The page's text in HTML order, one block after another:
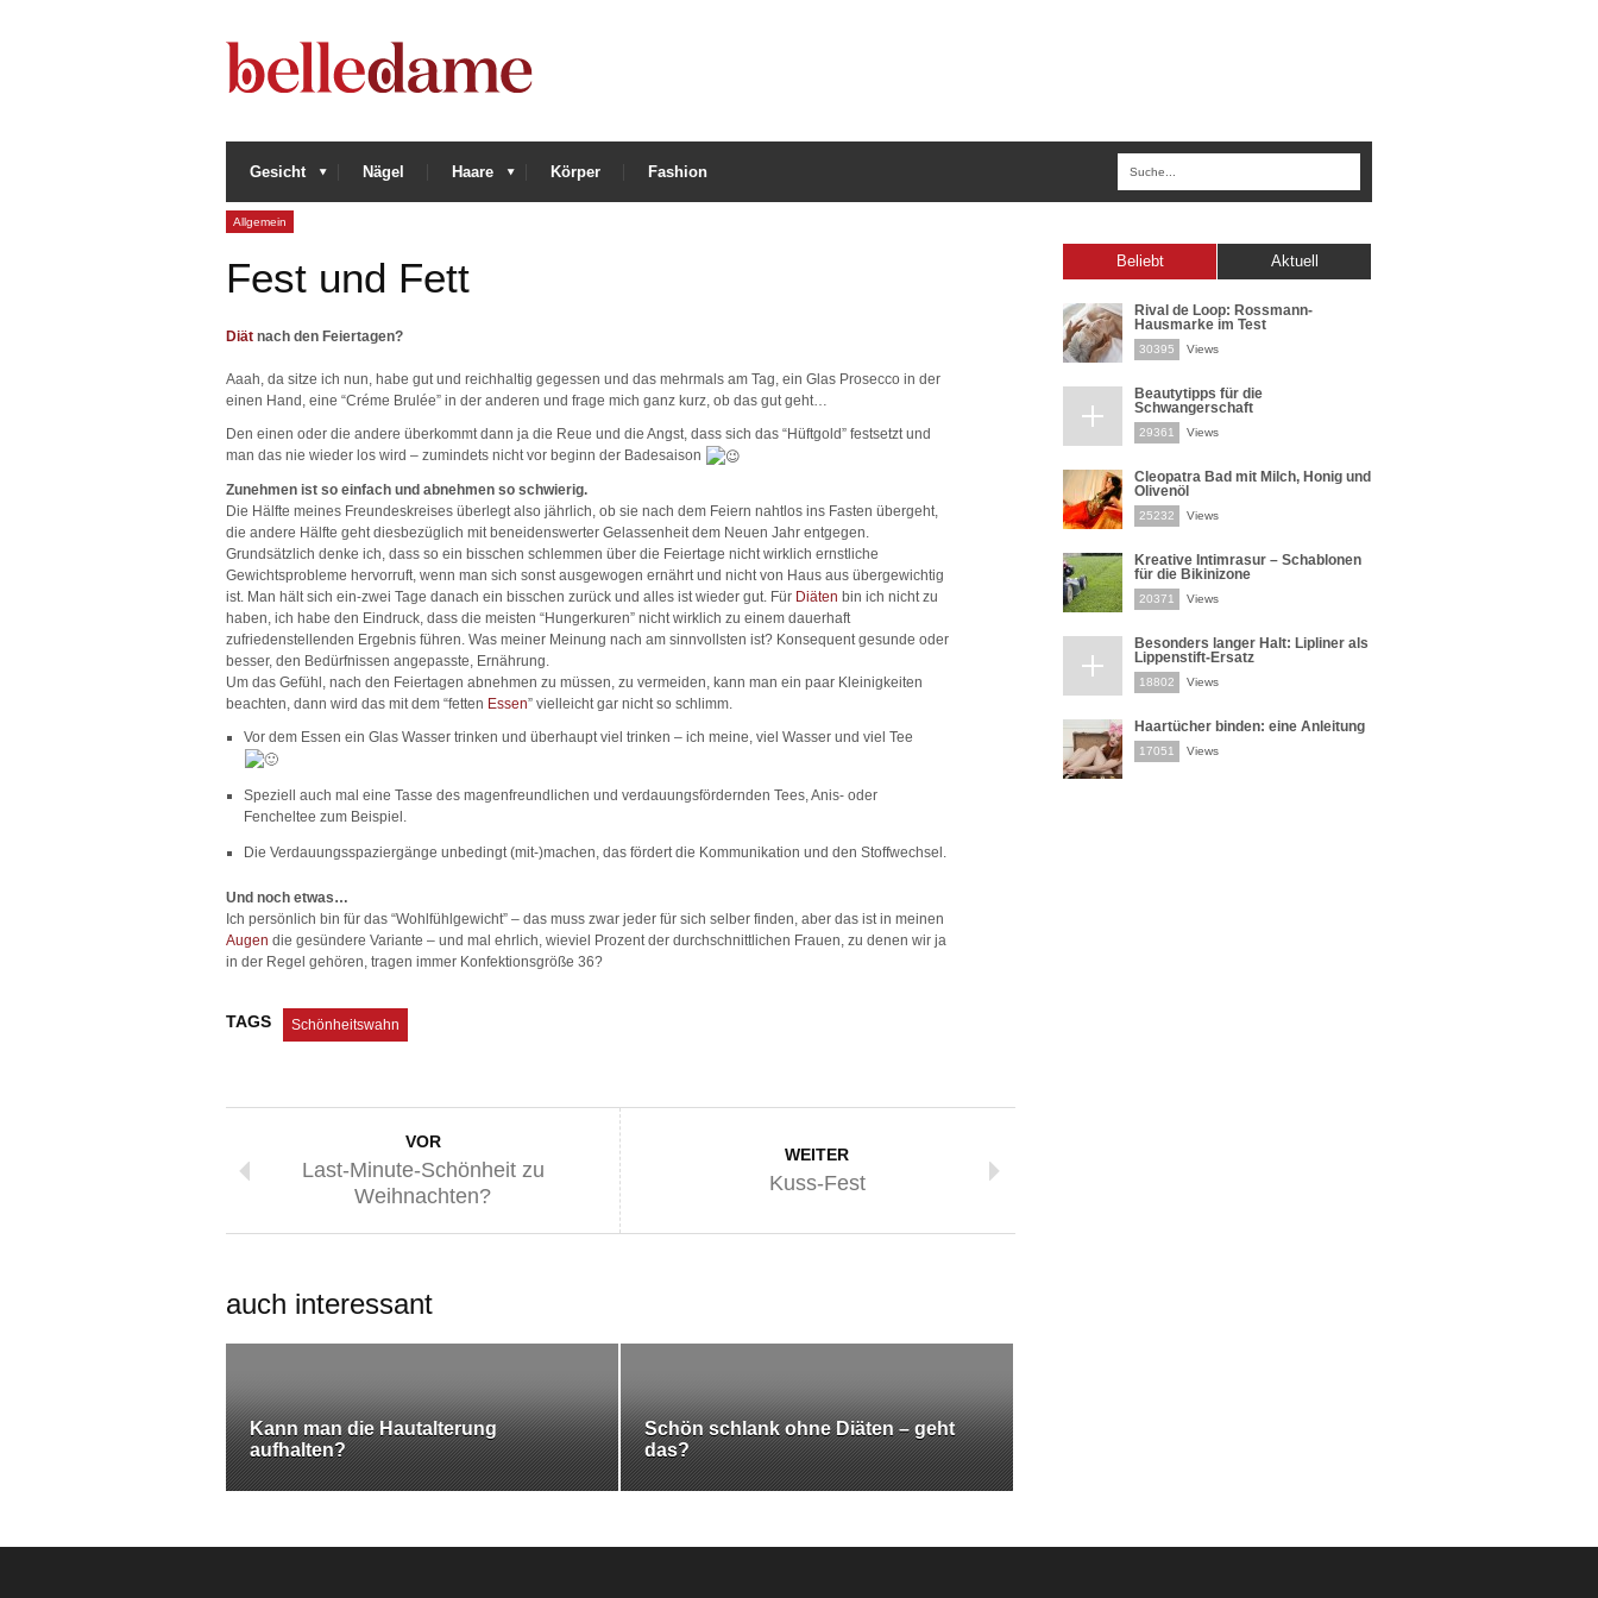
Gesicht Nägel Haare Körper Fashion
Allgemein
Fest und Fett
Diät nach den Feiertagen?
Aaah, da sitze ich nun, habe gut und reichhaltig gegessen und das mehrmals am Tag, ein Glas Prosecco in der
einen Hand, eine “Créme Brulée” in der anderen und frage mich ganz kurz, ob das gut geht…
Den einen oder die andere überkommt dann ja die Reue und die Angst, dass sich das “Hüftgold” festsetzt und
man das nie wieder los wird – zumindets nicht vor beginn der Badesaison
Zunehmen ist so einfach und abnehmen so schwierig.
Die Hälfte meines Freundeskreises überlegt also jährlich, ob sie nach dem Feiern nahtlos ins Fasten übergeht,
die andere Hälfte geht diesbezüglich mit beneidenswerter Gelassenheit dem Neuen Jahr entgegen.
Grundsätzlich denke ich, dass so ein bisschen schlemmen über die Feiertage nicht wirklich ernstliche
Gewichtsprobleme hervorruft, wenn man sich sonst ausgewogen ernährt und nicht von Haus aus übergewichtig
ist. Man hält sich ein-zwei Tage danach ein bisschen zurück und alles ist wieder gut. Für Diäten bin ich nicht zu
haben, ich habe den Eindruck, dass die meisten “Hungerkuren” nicht wirklich zu einem dauerhaft
zufriedenstellenden Ergebnis führen. Was meiner Meinung nach am sinnvollsten ist? Konsequent gesunde oder
besser, den Bedürfnissen angepasste, Ernährung.
Um das Gefühl, nach den Feiertagen abnehmen zu müssen, zu vermeiden, kann man ein paar Kleinigkeiten
beachten, dann wird das mit dem “fetten Essen” vielleicht gar nicht so schlimm.
Vor dem Essen ein Glas Wasser trinken und überhaupt viel trinken – ich meine, viel Wasser und viel Tee
Speziell auch mal eine Tasse des magenfreundlichen und verdauungsfördernden Tees, Anis- oder
Fencheltee zum Beispiel.
Die Verdauungsspaziergänge unbedingt (mit-)machen, das fördert die Kommunikation und den Stoffwechsel.
Und noch etwas…
Ich persönlich bin für das “Wohlfühlgewicht” – das muss zwar jeder für sich selber finden, aber das ist in meinen
Augen die gesündere Variante – und mal ehrlich, wieviel Prozent der durchschnittlichen Frauen, zu denen wir ja
in der Regel gehören, tragen immer Konfektionsgröße 36?
TAGS Schönheitswahn
VOR
Last-Minute-Schönheit zu
Weihnachten?
WEITER
Kuss-Fest
auch interessant
Kann man die Hautalterung
aufhalten?
Schön schlank ohne Diäten – geht
das?
Beliebt Aktuell
Rival de Loop: Rossmann-
Hausmarke im Test
30395 Views
Beautytipps für die
Schwangerschaft
29361 Views
Cleopatra Bad mit Milch, Honig und
Olivenöl
25232 Views
Kreative Intimrasur – Schablonen
für die Bikinizone
20371 Views
Besonders langer Halt: Lipliner als
Lippenstift-Ersatz
18802 Views
Haartücher binden: eine Anleitung
17051 Views